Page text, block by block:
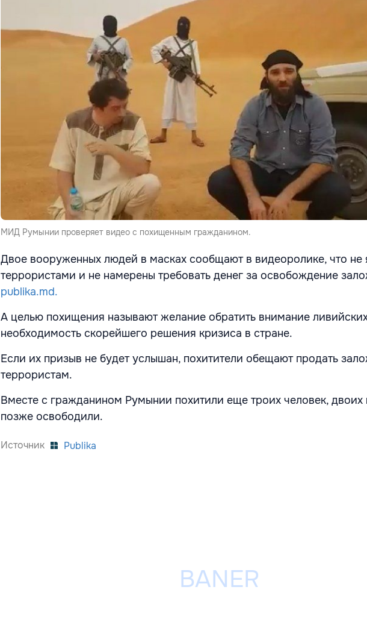
МИД Румынии проверяет видео с похищенным гражданином.
Двое вооруженных людей в масках сообщают в видеоролике, что не
террористами и не намерены требовать денег за освобождение
publika.md.
А целью похищения называют желание обратить внимание
необходимость скорейшего решения кризиса в стране.
Если их призыв не будет услышан, похитители обещают продать
террористам.
Вместе с гражданином Румынии похитили еще троих человек, двоих
позже освободили.
Источник Publika